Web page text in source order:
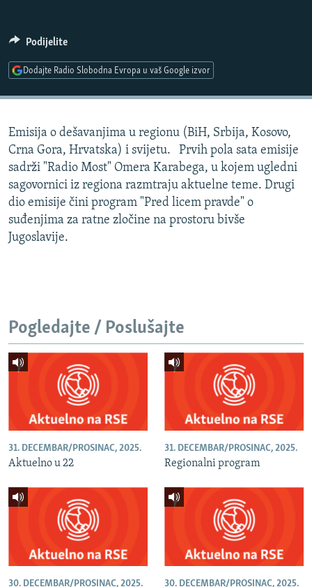
DNEVNO@RSE
SPECIJALI RSE
POPLAVE I KLIZIŠTA U BIH 2024.
TV LIBERTY
POST SCRIPTUM
MOJA EVROPA
TRI DECENIJE OD RATA U BIH
PRATITE NAS
Sve RFE/RL stranice
Podijelite
Dodajte Radio Slobodna Evropa u vaš Google izvor
Emisija o dešavanjima u regionu (BiH, Srbija, Kosovo,
Crna Gora, Hrvatska) i svijetu. Prvih pola sata emisije
sadrži "Radio Most" Omera Karabega, u kojem ugledni
sagovornici iz regiona razmtraju aktuelne teme. Drugi
dio emisije čini program "Pred licem pravde" o
suđenjima za ratne zločine na prostoru bivše
Jugoslavije.
Pogledajte / Poslušajte
31. DECEMBAR/PROSINAC, 2025.
Aktuelno u 22
31. DECEMBAR/PROSINAC, 2025.
Regionalni program
30. DECEMBAR/PROSINAC, 2025. 30. DECEMBAR/PROSINAC, 2025.